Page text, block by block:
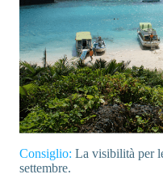
Consiglio: La visibilità per
settembre.